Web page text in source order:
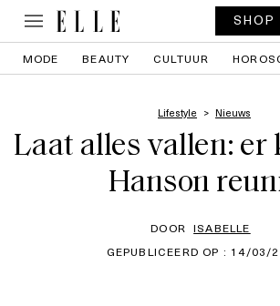
SHOP
MODE BEAUTY CULTUUR
Lifestyle Nieuws
Laat alles vallen: er
Hanson
DOOR ISABELLE
GEPUBLICEERD OP : 14/03/